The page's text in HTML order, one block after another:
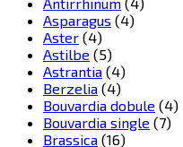
Asparagus (4)
Aster (4)
Astilbe (5)
Astrantia (4)
Berzelia (4)
Bouvardia dobule (4)
Bouvardia single (7)
Brassica (16)